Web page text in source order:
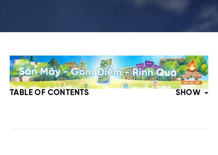
TABLE OF CONTENTS SHOW